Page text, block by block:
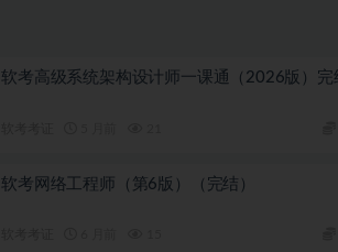
软考高级系统架构设计师一课通（2026版）完
软考网络工程师（第6版）（完结）